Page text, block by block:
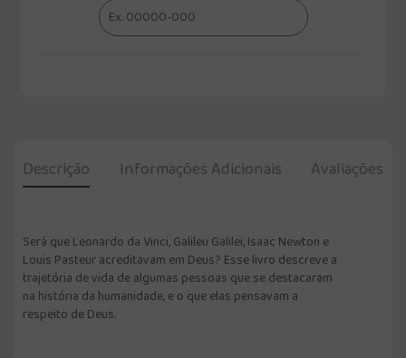
Descrição Informações Adicionais Avaliações
Será que Leonardo da Vinci, Galileu Galilei, Isaac Newton e
Louis Pasteur acreditavam em Deus? Esse livro descreve a
trajetória de vida de algumas pessoas que se destacaram
na história da humanidade, e o que elas pensavam a
respeito de Deus.